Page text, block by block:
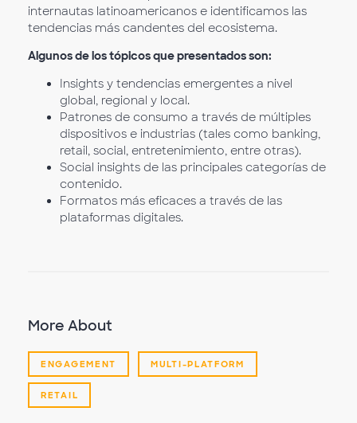
internautas latinoamericanos e identificamos las
tendencias más candentes del ecosistema.
Algunos de los tópicos que presentados son:
Insights y tendencias emergentes a nivel
global, regional y local.
Patrones de consumo a través de múltiples
dispositivos e industrias (tales como banking,
retail, social, entretenimiento, entre otras).
Social insights de las principales categorías de
contenido.
Formatos más eficaces a través de las
plataformas digitales.
More About
ENGAGEMENT MULTI-PLATFORM
RETAIL